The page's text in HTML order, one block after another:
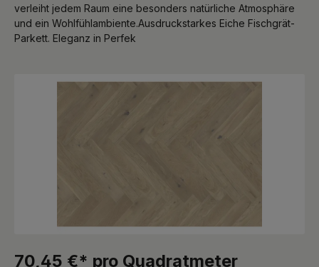
verleiht jedem Raum eine besonders natürliche Atmosphäre
und ein Wohlfühlambiente.Ausdruckstarkes Eiche Fischgrät-
Parkett. Eleganz in Perfek
Bildergalerie überspringen
70,45 €* pro Quadratmeter